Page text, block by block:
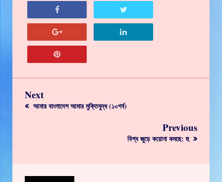
Next
আমার বাংলাদেশ আমার মুক্তিযুদ্ধ (১০পর্ব)
Previous
বিশ্ব জুড়ে করোনা কমছে: হু